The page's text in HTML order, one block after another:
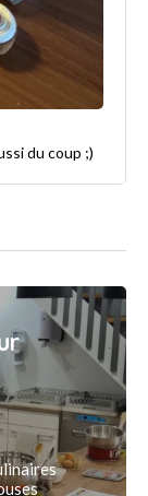
du coup ;)